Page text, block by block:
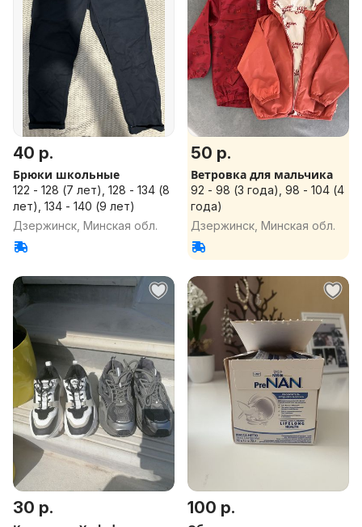
40 р.
Брюки школьные
122 - 128 (7 лет), 128 - 134 (8
лет), 134 - 140 (9 лет)
Дзержинск, Минская обл.
50 р.
Ветровка для мальчика
92 - 98 (3 года), 98 - 104 (4
года)
Дзержинск, Минская обл.
30 р. 100 р.